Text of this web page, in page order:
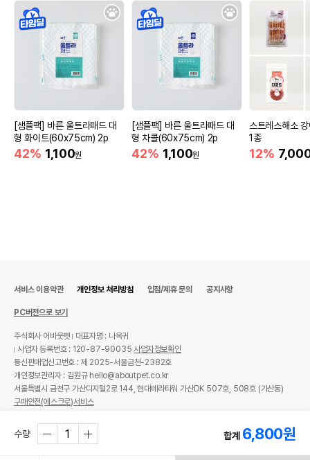
[샘플팩] 바른 울트라패드 대
형 화이트(60x75cm) 2p
42% 1,100원
[샘플팩] 바른 울트라패드 대
형 차콜(60x75cm) 2p
42% 1,100원
스트레스해소
1종
12%
수량 합계 6,800원
서비스 이용약관 개인정보 처리방침 입점/제휴 문의 공지사항
PC버전으로 보기
주식회사 어바웃펫
대표자명 : 나옥귀
사업자 등록번호 : 120-87-90035사업자정보확인
통신판매업신고번호 : 제 2025-서울금천-2382호
개인정보관리자 : 김원규 hello@aboutpet.co.kr
서울특별시 금천구 가산디지털2로 144, 현대테라타워 가산DK 507호, 508호 (가산동)
구매안전(에스크로)서비스